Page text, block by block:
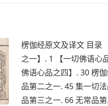
楞伽经原文及译文 目录
之一】. 1 【一切佛语心
佛语心品之四】. 30 楞
品第二之一. 45 集一切
品第三之一. 66 无常品